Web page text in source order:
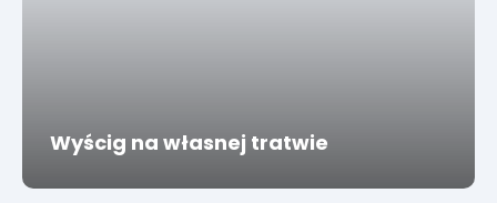
Wyścig na własnej tratwie